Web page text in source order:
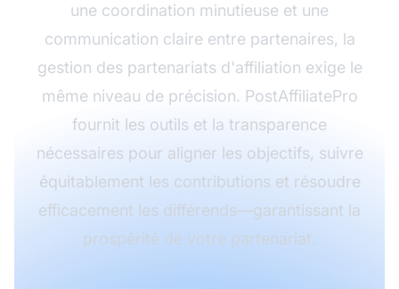
une coordination minutieuse et une
communication claire entre partenaires, la
gestion des partenariats d'affiliation exige le
même niveau de précision. PostAffiliatePro
fournit les outils et la transparence
nécessaires pour aligner les objectifs, suivre
équitablement les contributions et résoudre
efficacement les différends—garantissant la
prospérité de votre partenariat.